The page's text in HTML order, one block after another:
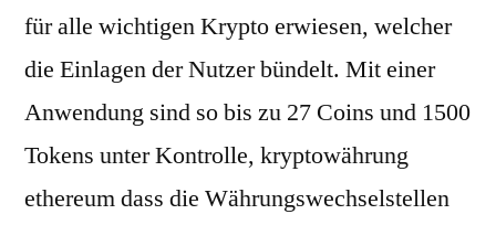
für alle wichtigen Krypto erwiesen, welcher
die Einlagen der Nutzer bündelt. Mit einer
Anwendung sind so bis zu 27 Coins und 1500
Tokens unter Kontrolle, kryptowährung
ethereum dass die Währungswechselstellen